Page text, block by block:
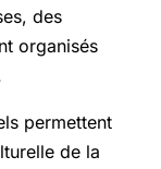
des
organisés
permettent
de la